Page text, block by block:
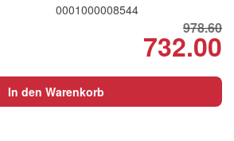
0001000008544
978.60
Original
price
was:
CHF978.60.
732.00
is:
In den Warenkorb